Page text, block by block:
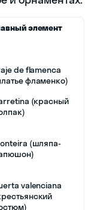
элемент
de flamenca
фламенко)
(красный
(шляпа-
valenciana